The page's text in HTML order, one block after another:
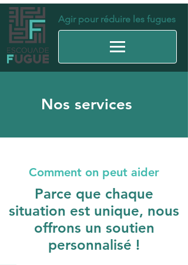
Agir pour réduire les fugues
Nos services
Comment on peut aider
Parce que chaque
situation est unique, nous
offrons un soutien
personnalisé !